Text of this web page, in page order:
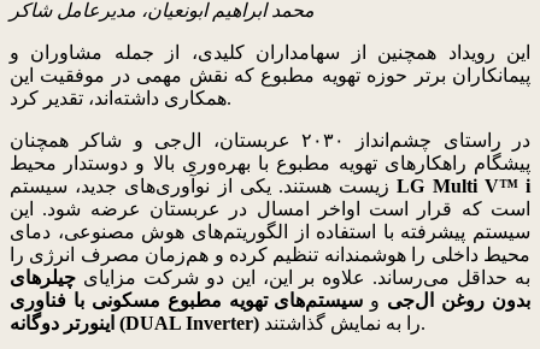
محمد ابراهیم ابونعیان، مدیرعامل شاکر
این رویداد همچنین از سهامداران کلیدی، از جمله مشاوران و
پیمانکاران برتر حوزه تهویه مطبوع که نقش مهمی در موفقیت این
همکاری داشته‌اند، تقدیر کرد.
در راستای چشم‌انداز ۲۰۳۰ عربستان، ال‌جی و شاکر همچنان
پیشگام راهکارهای تهویه مطبوع با بهره‌وری بالا و دوستدار محیط
زیست هستند. یکی از نوآوری‌های جدید، سیستمLG Multi V™ i
است که قرار است اواخر امسال در عربستان عرضه شود. این
سیستم پیشرفته با استفاده از الگوریتم‌های هوش مصنوعی، دمای
محیط داخلی را هوشمندانه تنظیم کرده و هم‌زمان مصرف انرژی را
به حداقل می‌رساند. علاوه بر این، این دو شرکت مزایای چیلرهای
بدون روغن ال‌جی و سیستم‌های تهویه مطبوع مسکونی با فناوری
اینورتر دوگانه (DUAL Inverter)
را به نمایش گذاشتند.